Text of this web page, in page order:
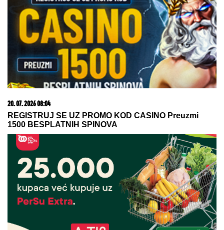
Jelena Karleuša otkrila kako teku pripreme za gala
proslavu ćerkinog punoletstva: Duško će biti finansijer,
a ja organizator
09. 07. 2026 09:20
Komfor po meri klijenata: nova linija paketa ALTA
banke